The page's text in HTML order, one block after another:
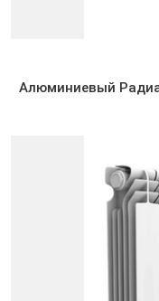
Алюминиевый